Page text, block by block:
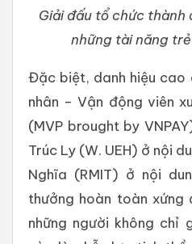
Giải đấu tổ chức thành
những tài năng
Đặc biệt, danh hiệu cao
nhân – Vận động viên
(MVP brought by
Trúc Ly (W. UEH) ở nội
Nghĩa (RMIT) ở nội
thưởng hoàn toàn xứng
những người không chỉ